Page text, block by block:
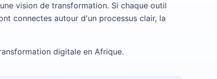
vision de transformation. Si chaque outil
connectes autour d'un processus clair, la
digitale en Afrique.